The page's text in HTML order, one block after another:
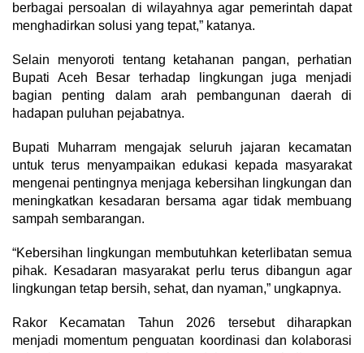
berbagai persoalan di wilayahnya agar pemerintah dapat
menghadirkan solusi yang tepat,” katanya.
Selain menyoroti tentang ketahanan pangan, perhatian
Bupati Aceh Besar terhadap lingkungan juga menjadi
bagian penting dalam arah pembangunan daerah di
hadapan puluhan pejabatnya.
Bupati Muharram mengajak seluruh jajaran kecamatan
untuk terus menyampaikan edukasi kepada masyarakat
mengenai pentingnya menjaga kebersihan lingkungan dan
meningkatkan kesadaran bersama agar tidak membuang
sampah sembarangan.
“Kebersihan lingkungan membutuhkan keterlibatan semua
pihak. Kesadaran masyarakat perlu terus dibangun agar
lingkungan tetap bersih, sehat, dan nyaman,” ungkapnya.
Rakor Kecamatan Tahun 2026 tersebut diharapkan
menjadi momentum penguatan koordinasi dan kolaborasi